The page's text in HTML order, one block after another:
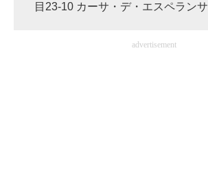
目23-10 カーサ・デ・エスペランサ
advertisement